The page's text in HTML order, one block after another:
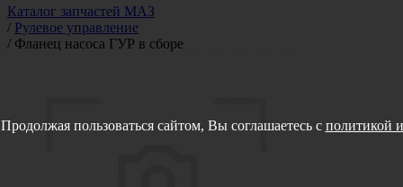
Каталог запчастей МАЗ
/ Рулевое управление
/ Фланец насоса ГУР в сборе
Продолжая пользоваться сайтом, Вы соглашаетесь с политикой